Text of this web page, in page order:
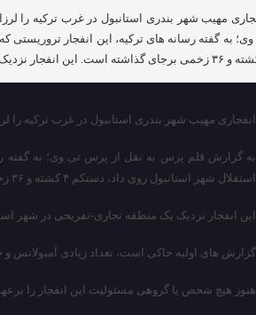
مهیب شهر بندری استانبول در غرب ترکیه را
به گفته رسانه های ترکیه، این انفجار تروریستی
انفجاری مهیب شهر بندری استانبول در غرب ترکیه را
به گزارش قلم پرس به نقل از پرس تی وی؛ به گفته
استقلال شهر استانبول روی داد، دستکم ۴ کشته و ۳۶ زخمی برجای گذاشته است.
این انفجار نزدیک یک منطقه تجاری-تفریحی در شهر
گزارش های اولیه حاکی است، تعداد زیادی آمبولانس
هنوز هیچ شخص یا گروهی مسئولیت این انفجار را